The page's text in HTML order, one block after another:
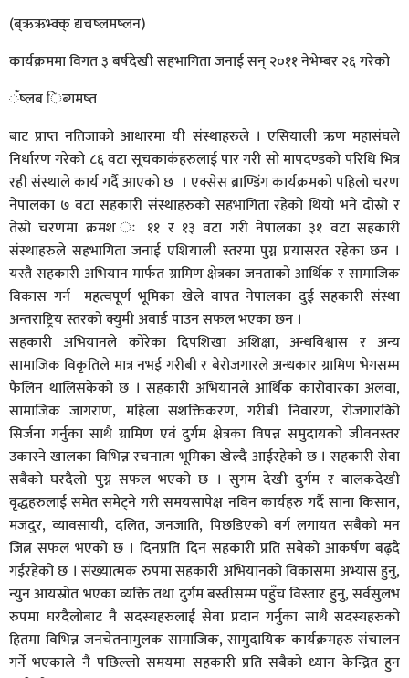
(ब्ऋऋभ्क्क् द्यचष्लमष्लन)
कार्यक्रममा विगत ३ बर्षदेखी सहभागिता जनाई सन् २०११ नेभेम्बर २६ गरेको
ँष्लब िब्गमष्त
बाट प्राप्त नतिजाको आधारमा यी संस्थाहरुले । एसियाली ऋण महासंघले
निर्धारण गरेको ८६ वटा सूचकाकंहरुलाई पार गरी सो मापदण्डको परिधि भित्र
रही संस्थाले कार्य गर्दै आएको छ । एक्सेस ब्राण्डिंग कार्यक्रमको पहिलो चरण
नेपालका ७ वटा सहकारी संस्थाहरुको सहभागिता रहेको थियो भने दोस्रो र
तेस्रो चरणमा क्रमश ः ११ र १३ वटा गरी नेपालका ३१ वटा सहकारी
संस्थाहरुले सहभागिता जनाई एशियाली स्तरमा पुग्न प्रयासरत रहेका छन ।
यस्तै सहकारी अभियान मार्फत ग्रामिण क्षेत्रका जनताको आर्थिक र सामाजिक
विकास गर्न महत्वपूर्ण भूमिका खेले वापत नेपालका दुई सहकारी संस्था
अन्तराष्ट्रिय स्तरको क्युमी अवार्ड पाउन सफल भएका छन ।
सहकारी अभियानले कोरेका दिपशिखा अशिक्षा, अन्धविश्वास र अन्य
सामाजिक विकृतिले मात्र नभई गरीबी र बेरोजगारले अन्धकार ग्रामिण भेगसम्म
फैलिन थालिसकेको छ । सहकारी अभियानले आर्थिक कारोवारका अलवा,
सामाजिक जागराण, महिला सशक्तिकरण, गरीबी निवारण, रोजगारकिो
सिर्जना गर्नुका साथै ग्रामिण एवं दुर्गम क्षेत्रका विपन्न समुदायको जीवनस्तर
उकास्ने खालका विभिन्न रचनात्म भूमिका खेल्दै आईरहेको छ । सहकारी सेवा
सबैको घरदैलो पुग्न सफल भएको छ । सुगम देखी दुर्गम र बालकदेखी
वृद्धहरुलाई समेत समेट्ने गरी समयसापेक्ष नविन कार्यहरु गर्दै साना किसान,
मजदुर, व्यावसायी, दलित, जनजाति, पिछडिएको वर्ग लगायत सबैको मन
जित्न सफल भएको छ । दिनप्रति दिन सहकारी प्रति सबेको आकर्षण बढ्दै
गईरहेको छ । संख्यात्मक रुपमा सहकारी अभियानको विकासमा अभ्यास हुनु,
न्युन आयस्रोत भएका व्यक्ति तथा दुर्गम बस्तीसम्म पहुँच विस्तार हुनु, सर्वसुलभ
रुपमा घरदैलोबाट नै सदस्यहरुलाई सेवा प्रदान गर्नुका साथै सदस्यहरुको
हितमा विभिन्न जनचेतनामुलक सामाजिक, सामुदायिक कार्यक्रमहरु संचालन
गर्ने भएकाले नै पछिल्लो समयमा सहकारी प्रति सबैको ध्यान केन्द्रित हुन